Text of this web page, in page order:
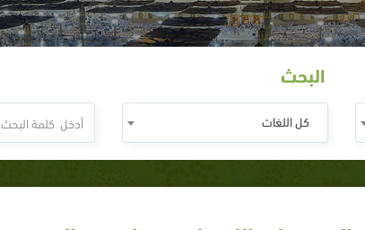
البحث
كل اللغات